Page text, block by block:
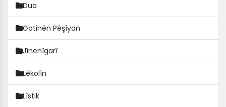
Dua
Gotinên Pêşîyan
Jînenîgarî
Lêkolîn
Lîstik